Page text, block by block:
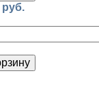
руб.